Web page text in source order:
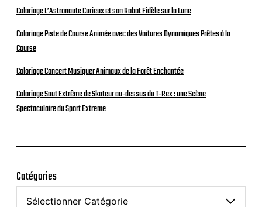
Coloriage L’Astronaute Curieux et son Robot Fidèle sur la Lune
Coloriage Piste de Course Animée avec des Voitures Dynamiques Prêtes à la
Course
Coloriage Concert Musiquer Animaux de la Forêt Enchantée
Coloriage Saut Extrême de Skateur au-dessus du T-Rex : une Scène
Spectaculaire du Sport Extreme
Catégories